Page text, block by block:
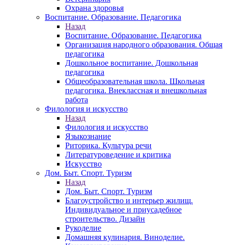
Охрана здоровья
Воспитание. Образование. Педагогика
Назад
Воспитание. Образование. Педагогика
Организация народного образования. Общая
педагогика
Дошкольное воспитание. Дошкольная
педагогика
Общеобразовательная школа. Школьная
педагогика. Внеклассная и внешкольная
работа
Филология и искусство
Назад
Филология и искусство
Языкознание
Риторика. Культура речи
Литературоведение и критика
Искусство
Дом. Быт. Спорт. Туризм
Назад
Дом. Быт. Спорт. Туризм
Благоустройство и интерьер жилищ.
Индивидуальное и приусадебное
строительство. Дизайн
Рукоделие
Домашняя кулинария. Виноделие.